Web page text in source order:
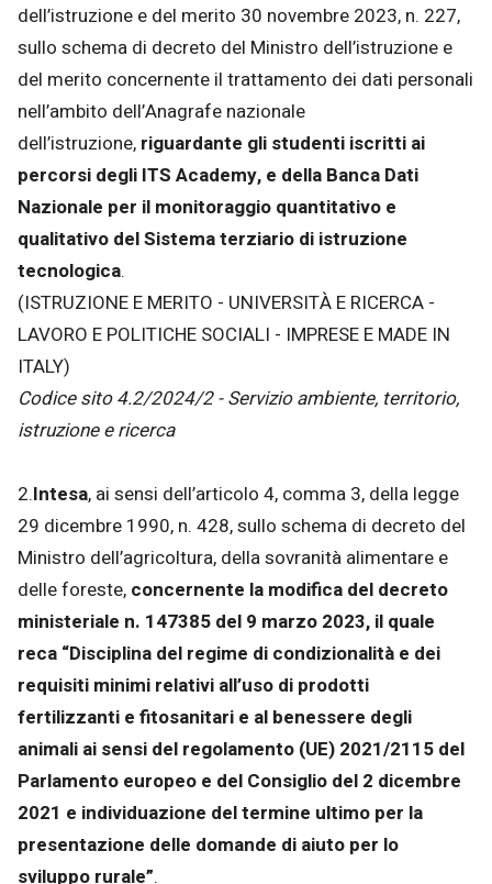
dell’istruzione e del merito 30 novembre 2023, n. 227,
sullo schema di decreto del Ministro dell’istruzione e
del merito concernente il trattamento dei dati personali
nell’ambito dell’Anagrafe nazionale
dell’istruzione, riguardante gli studenti iscritti ai
percorsi degli ITS Academy, e della Banca Dati
Nazionale per il monitoraggio quantitativo e
qualitativo del Sistema terziario di istruzione
tecnologica.
(ISTRUZIONE E MERITO - UNIVERSITÀ E RICERCA -
LAVORO E POLITICHE SOCIALI - IMPRESE E MADE IN
ITALY)
Codice sito 4.2/2024/2 - Servizio ambiente, territorio,
istruzione e ricerca
2.Intesa, ai sensi dell’articolo 4, comma 3, della legge
29 dicembre 1990, n. 428, sullo schema di decreto del
Ministro dell’agricoltura, della sovranità alimentare e
delle foreste, concernente la modifica del decreto
ministeriale n. 147385 del 9 marzo 2023, il quale
reca “Disciplina del regime di condizionalità e dei
requisiti minimi relativi all’uso di prodotti
fertilizzanti e fitosanitari e al benessere degli
animali ai sensi del regolamento (UE) 2021/2115 del
Parlamento europeo e del Consiglio del 2 dicembre
2021 e individuazione del termine ultimo per la
presentazione delle domande di aiuto per lo
sviluppo rurale”.